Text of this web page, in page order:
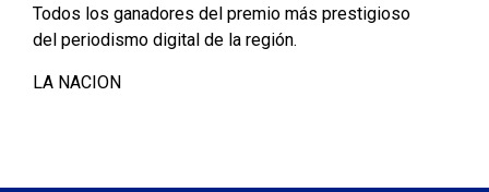
Todos los ganadores del premio más prestigioso
del periodismo digital de la región.
LA NACION